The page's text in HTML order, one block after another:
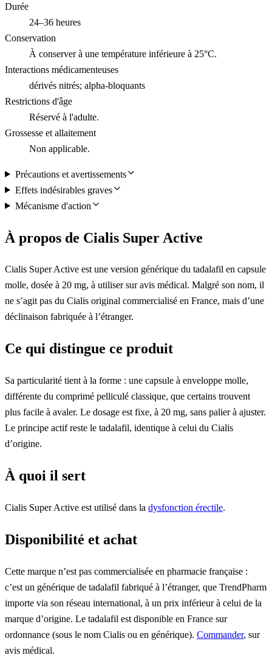
Durée
24–36 heures
Conservation
À conserver à une température inférieure à 25°C.
Interactions médicamenteuses
dérivés nitrés; alpha-bloquants
Restrictions d'âge
Réservé à l'adulte.
Grossesse et allaitement
Non applicable.
Précautions et avertissements
Effets indésirables graves
Mécanisme d'action
À propos de Cialis Super Active
Cialis Super Active est une version générique du tadalafil en capsule
molle, dosée à 20 mg, à utiliser sur avis médical. Malgré son nom, il
ne s’agit pas du Cialis original commercialisé en France, mais d’une
déclinaison fabriquée à l’étranger.
Ce qui distingue ce produit
Sa particularité tient à la forme : une capsule à enveloppe molle,
différente du comprimé pelliculé classique, que certains trouvent
plus facile à avaler. Le dosage est fixe, à 20 mg, sans palier à ajuster.
Le principe actif reste le tadalafil, identique à celui du Cialis
d’origine.
À quoi il sert
Cialis Super Active est utilisé dans la dysfonction érectile.
Disponibilité et achat
Cette marque n’est pas commercialisée en pharmacie française :
c’est un générique de tadalafil fabriqué à l’étranger, que TrendPharm
importe via son réseau international, à un prix inférieur à celui de la
marque d’origine. Le tadalafil est disponible en France sur
ordonnance (sous le nom Cialis ou en générique). Commander, sur
avis médical.